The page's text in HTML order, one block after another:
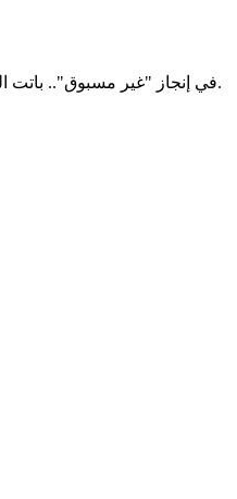
في إنجاز "غير مسبوق".. باتت الشابة الموريتانية مينة بنت همام أول موريتانية تنال لقب أستاذة مرشحة في لعبة الشطرنج، وذلك خلال منافسات أولمبياد اللعبة الذي احتضنته العاصمة المجرية بودابست مؤخرا.